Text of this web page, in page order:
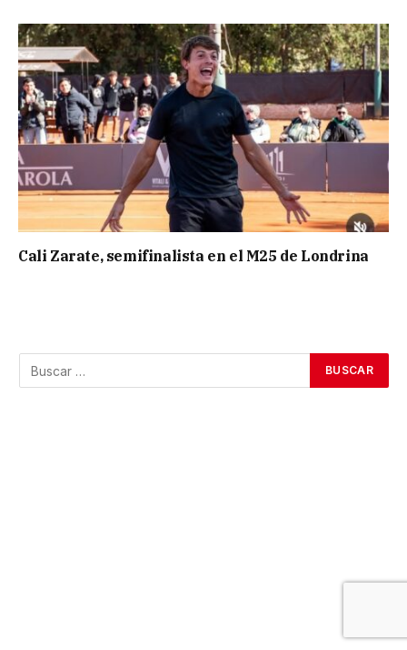
Cali Zarate, semifinalista en el M25 de Londrina